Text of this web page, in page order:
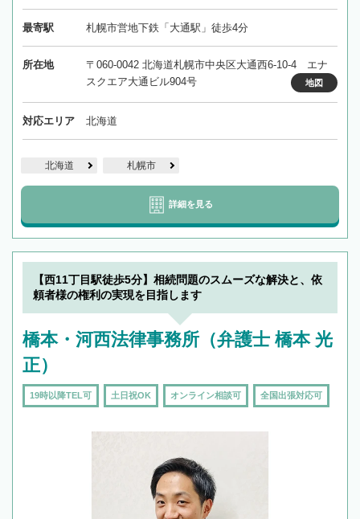
最寄駅 札幌市営地下鉄「大通駅」徒歩4分
所在地
〒060-0042 北海道札幌市中央区大通西6-10-4 エナ
スクエア大通ビル904号
地図
対応エリア 北海道
北海道 札幌市
詳細を見る
【西11丁目駅徒歩5分】相続問題のスムーズな解決と、依
頼者様の権利の実現を目指します
橋本・河西法律事務所（弁護士 橋本 光
正）
19時以降TEL可 土日祝OK オンライン相談可 全国出張対応可